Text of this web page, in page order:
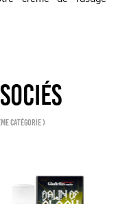
catégorie )